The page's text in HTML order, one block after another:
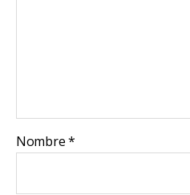
Nombre*